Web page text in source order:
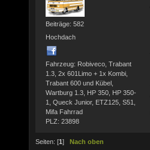
Beiträge: 582
Hochdach
Fahrzeug: Robiveco, Trabant
1.3, 2x 601Limo + 1x Kombi,
Trabant 600 und Kübel,
Wartburg 1.3, HP 350, HP 350-
1, Queck Junior, ETZ125, S51,
Mifa Fahrrad
PLZ: 23898
Seiten: [1 ] Nach oben